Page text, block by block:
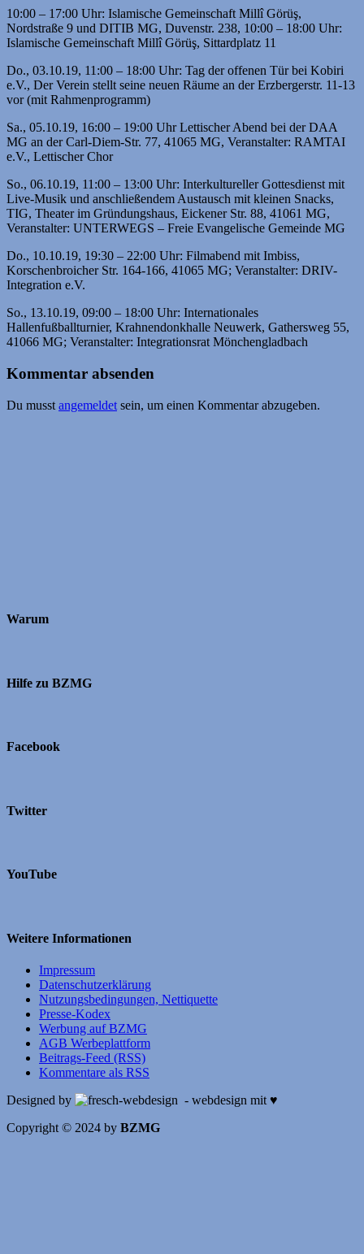
10:00 – 17:00 Uhr: Islamische Gemeinschaft Millî Görüş,
Nordstraße 9 und DITIB MG, Duvenstr. 238, 10:00 – 18:00 Uhr:
Islamische Gemeinschaft Millî Görüş, Sittardplatz 11
Do., 03.10.19, 11:00 – 18:00 Uhr: Tag der offenen Tür bei Kobiri
e.V., Der Verein stellt seine neuen Räume an der Erzbergerstr. 11-13
vor (mit Rahmenprogramm)
Sa., 05.10.19, 16:00 – 19:00 Uhr Lettischer Abend bei der DAA
MG an der Carl-Diem-Str. 77, 41065 MG, Veranstalter: RAMTAI
e.V., Lettischer Chor
So., 06.10.19, 11:00 – 13:00 Uhr: Interkultureller Gottesdienst mit
Live-Musik und anschließendem Austausch mit kleinen Snacks,
TIG, Theater im Gründungshaus, Eickener Str. 88, 41061 MG,
Veranstalter: UNTERWEGS – Freie Evangelische Gemeinde MG
Do., 10.10.19, 19:30 – 22:00 Uhr: Filmabend mit Imbiss,
Korschenbroicher Str. 164-166, 41065 MG; Veranstalter: DRIV-
Integration e.V.
So., 13.10.19, 09:00 – 18:00 Uhr: Internationales
Hallenfußballturnier, Krahnendonkhalle Neuwerk, Gathersweg 55,
41066 MG; Veranstalter: Integrationsrat Mönchengladbach
Kommentar absenden
Du musst angemeldet sein, um einen Kommentar abzugeben.
Warum
Hilfe zu BZMG
Facebook
Twitter
YouTube
Weitere Informationen
Impressum
Datenschutzerklärung
Nutzungsbedingungen, Nettiquette
Presse-Kodex
Werbung auf BZMG
AGB Werbeplattform
Beitrags-Feed (RSS)
Kommentare als RSS
Designed by
- webdesign mit ♥
Copyright © 2024 by BZMG